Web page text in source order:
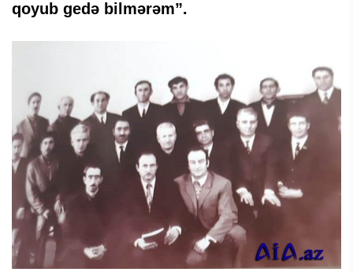
qoyub gedə bilmərəm”.